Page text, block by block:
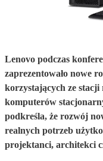
Lenovo podczas
zaprezentowało nowe
korzystających ze stacji
komputerów
podkreśla, że rozwój
realnych potrzeb
projektanci, architekci